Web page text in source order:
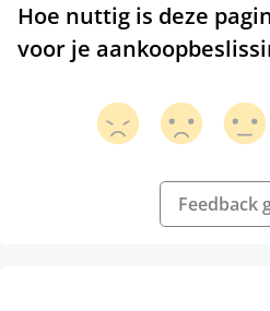
Hoe nuttig is deze
voor je
Feedback